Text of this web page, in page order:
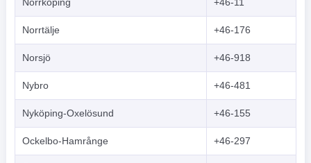
Norrtälje +46-176
Norsjö +46-918
Nybro +46-481
Nyköping-Oxelösund +46-155
Ockelbo-Hamrånge +46-297